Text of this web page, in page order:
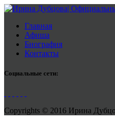
Главная
Афиша
Биография
Контакты
Социальные сети:
Copyrights © 2016 Ирина